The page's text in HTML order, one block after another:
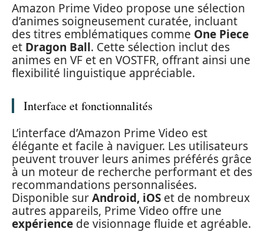
Amazon Prime Video propose une sélection
d’animes soigneusement curatée, incluant
des titres emblématiques comme One Piece
et Dragon Ball. Cette sélection inclut des
animes en VF et en VOSTFR, offrant ainsi une
flexibilité linguistique appréciable.
Interface et fonctionnalités
L’interface d’Amazon Prime Video est
élégante et facile à naviguer. Les utilisateurs
peuvent trouver leurs animes préférés grâce
à un moteur de recherche performant et des
recommandations personnalisées.
Disponible surAndroid, iOS et de nombreux
autres appareils, Prime Video offre une
expérience de visionnage fluide et agréable.